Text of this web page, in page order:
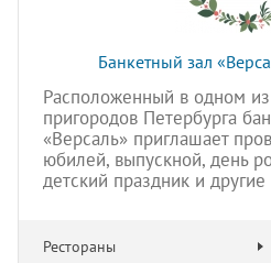
Банкетный зал
Расположенный в одном
пригородов Петербурга
«Версаль» приглашает
юбилей, выпускной, день
детский праздник и
Рестораны